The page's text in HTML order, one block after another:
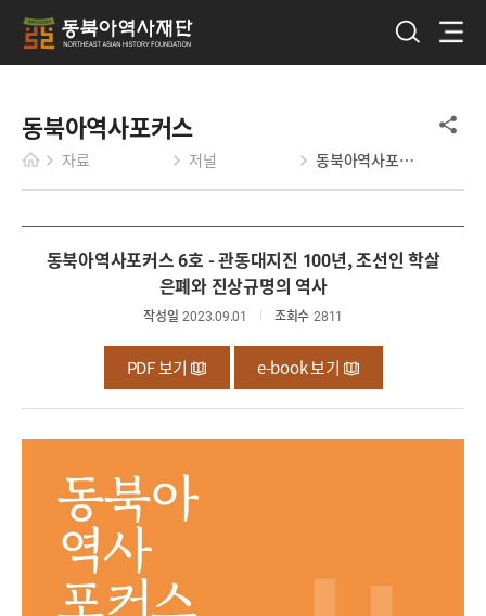
동북아역사포커스
자료 저널 동북아역사포커스
동북아역사포커스 6호 - 관동대지진 100년, 조선인 학살
은폐와 진상규명의 역사
작성일 2023.09.01 조회수 2811
PDF 보기 e-book 보기